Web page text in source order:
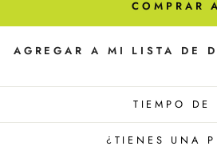
COMPRAR
AGREGAR A MI LISTA DE
TIEMPO DE
¿TIENES UNA